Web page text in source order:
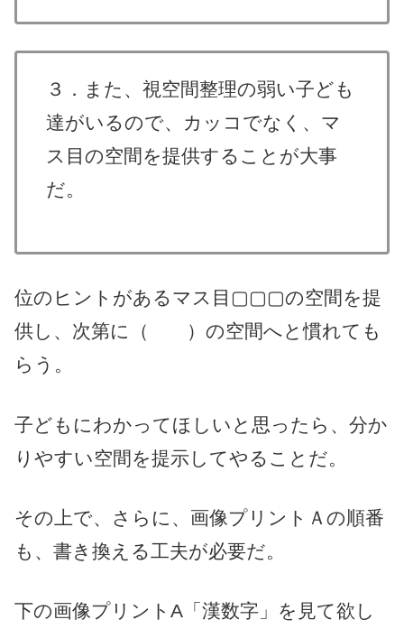
３．また、視空間整理の弱い子ども
達がいるので、カッコでなく、マ
ス目の空間を提供することが大事
だ。
位のヒントがあるマス目▢▢▢の空間を提
供し、次第に（ ）の空間へと慣れても
らう。
子どもにわかってほしいと思ったら、分か
りやすい空間を提示してやることだ。
その上で、さらに、画像プリントＡの順番
も、書き換える工夫が必要だ。
下の画像プリントA「漢数字」を見て欲し